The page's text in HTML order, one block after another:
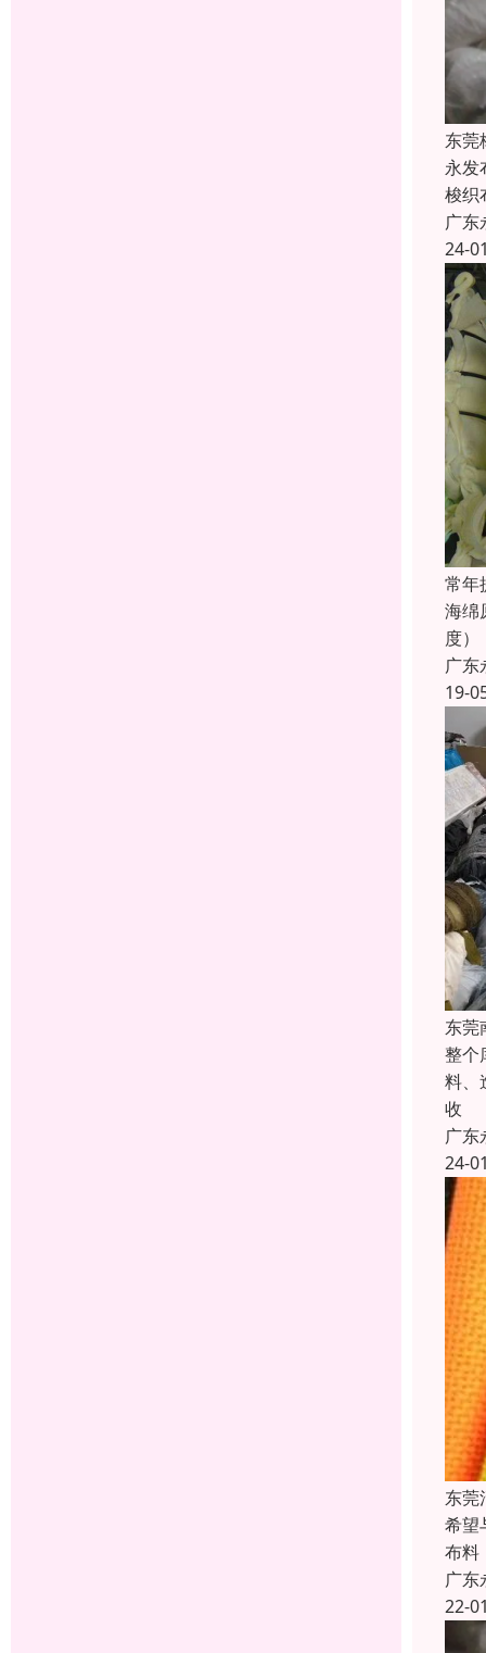
东莞
永发
梭织
广东
24-
常年
海绵
度）
广东
19-
东莞
整个
料、
收
广东
24-
东莞
希望
布料
广东
22-